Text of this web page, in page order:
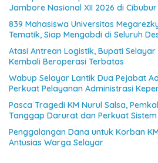
Jambore Nasional XII 2026 di Cibubur
839 Mahasiswa Universitas
Tematik, Siap Mengabdi di Seluruh
Atasi Antrean Logistik, Bupati Selayar
Kembali Beroperasi Terbatas
Wabup Selayar Lantik Dua Pejabat
Perkuat Pelayanan Administrasi
Pasca Tragedi KM Nurul Salsa,
Tanggap Darurat dan Perkuat
Penggalangan Dana untuk Korban
Antusias Warga Selayar